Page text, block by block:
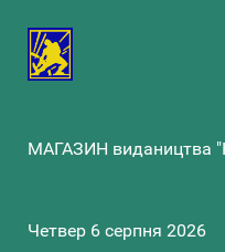
МАГАЗИН видаництва
Четвер 6 серпня 2026